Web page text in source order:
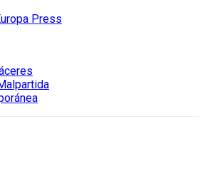
Press